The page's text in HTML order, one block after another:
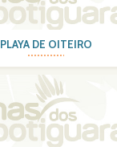
PLAYA DE OITEIRO